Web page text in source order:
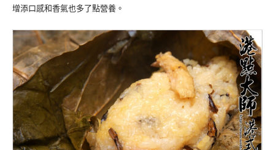
增添口感和香氣也多了點營養。